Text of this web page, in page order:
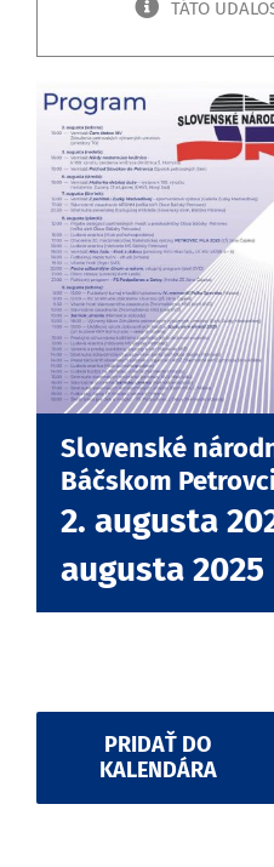
TÁTO
Slovenské
Báčskom Petrovci
2. augusta
augusta 2025
PRIDAŤ DO
KALENDÁRA